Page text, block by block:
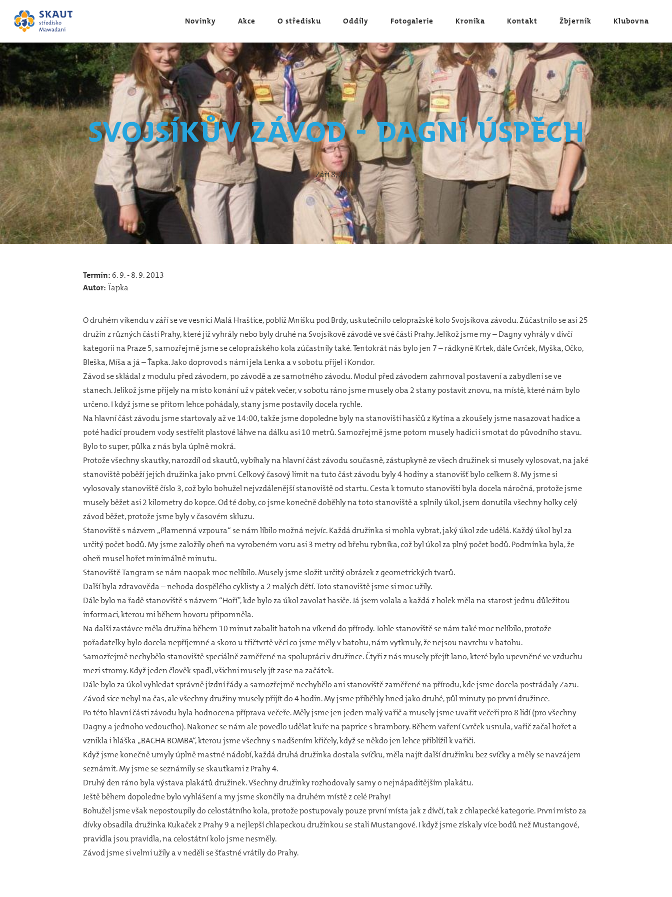
Novinky Akce O středisku Oddíly Fotogalerie Kronika Kontakt Žbjerník Klubovna
Svojsíkův závod - Dagní úspěch
Září 8, 2013
Termín:6. 9. - 8. 9. 2013
Autor:Ťapka
O druhém víkendu v září se ve vesnici Malá Hraštice, poblíž Mníšku pod Brdy, uskutečnilo celopražské kolo Svojsíkova závodu. Zúčastnilo se asi 25
družin z různých částí Prahy, které již vyhrály nebo byly druhé na Svojsíkově závodě ve své části Prahy. Jelikož jsme my – Dagny vyhrály v dívčí
kategorii na Praze 5, samozřejmě jsme se celopražského kola zúčastnily také. Tentokrát nás bylo jen 7 – rádkyně Krtek, dále Cvrček, Myška, Očko,
Bleška, Míša a já – Ťapka. Jako doprovod s námi jela Lenka a v sobotu přijel i Kondor.
Závod se skládal z modulu před závodem, po závodě a ze samotného závodu. Modul před závodem zahrnoval postavení a zabydlení se ve
stanech. Jelikož jsme přijely na místo konání už v pátek večer, v sobotu ráno jsme musely oba 2 stany postavit znovu, na místě, které nám bylo
určeno. I když jsme se přitom lehce pohádaly, stany jsme postavily docela rychle.
Na hlavní část závodu jsme startovaly až ve 14:00, takže jsme dopoledne byly na stanovišti hasičů z Kytína a zkoušely jsme nasazovat hadice a
poté hadicí proudem vody sestřelit plastové láhve na dálku asi 10 metrů. Samozřejmě jsme potom musely hadici i smotat do původního stavu.
Bylo to super, půlka z nás byla úplně mokrá.
Protože všechny skautky, narozdíl od skautů, vybíhaly na hlavní část závodu současně, zástupkyně ze všech družinek si musely vylosovat, na jaké
stanoviště poběží jejich družinka jako první. Celkový časový limit na tuto část závodu byly 4 hodiny a stanovišť bylo celkem 8. My jsme si
vylosovaly stanoviště číslo 3, což bylo bohužel nejvzdálenější stanoviště od startu. Cesta k tomuto stanovišti byla docela náročná, protože jsme
musely běžet asi 2 kilometry do kopce. Od té doby, co jsme konečně doběhly na toto stanoviště a splnily úkol, jsem donutila všechny holky celý
závod běžet, protože jsme byly v časovém skluzu.
Stanoviště s názvem „Plamenná vzpoura“ se nám líbilo možná nejvíc. Každá družinka si mohla vybrat, jaký úkol zde udělá. Každý úkol byl za
určitý počet bodů. My jsme založily oheň na vyrobeném voru asi 3 metry od břehu rybníka, což byl úkol za plný počet bodů. Podmínka byla, že
oheň musel hořet minimálně minutu.
Stanoviště Tangram se nám naopak moc nelíbilo. Musely jsme složit určitý obrázek z geometrických tvarů.
Další byla zdravověda – nehoda dospělého cyklisty a 2 malých dětí. Toto stanoviště jsme si moc užily.
Dále bylo na řadě stanoviště s názvem “Hoří”, kde bylo za úkol zavolat hasiče. Já jsem volala a každá z holek měla na starost jednu důležitou
informaci, kterou mi během hovoru připomněla.
Na další zastávce měla družina během 10 minut zabalit batoh na víkend do přírody. Tohle stanoviště se nám také moc nelíbilo, protože
pořadatelky bylo docela nepříjemné a skoro u třičtvrtě věcí co jsme měly v batohu, nám vytknuly, že nejsou navrchu v batohu.
Samozřejmě nechybělo stanoviště speciálně zaměřené na spolupráci v družince. Čtyři z nás musely přejít lano, které bylo upevněné ve vzduchu
mezi stromy. Když jeden člověk spadl, všichni musely jít zase na začátek.
Dále bylo za úkol vyhledat správně jízdní řády a samozřejmě nechybělo ani stanoviště zaměřené na přírodu, kde jsme docela postrádaly Zazu.
Závod sice nebyl na čas, ale všechny družiny musely přijít do 4 hodin. My jsme přiběhly hned jako druhé, půl minuty po první družince.
Po této hlavní části závodu byla hodnocena příprava večeře. Měly jsme jen jeden malý vařič a musely jsme uvařit večeři pro 8 lidí (pro všechny
Dagny a jednoho vedoucího). Nakonec se nám ale povedlo udělat kuře na paprice s brambory. Během vaření Cvrček usnula, vařič začal hořet a
vznikla i hláška „BACHA BOMBA“, kterou jsme všechny s nadšením křičely, když se někdo jen lehce přiblížil k vařiči.
Když jsme konečně umyly úplně mastné nádobí, každá druhá družinka dostala svíčku, měla najít další družinku bez svíčky a měly se navzájem
seznámit. My jsme se seznámily se skautkami z Prahy 4.
Druhý den ráno byla výstava plakátů družinek. Všechny družinky rozhodovaly samy o nejnápaditějším plakátu.
Ještě během dopoledne bylo vyhlášení a my jsme skončily na druhém místě z celé Prahy!
Bohužel jsme však nepostoupily do celostátního kola, protože postupovaly pouze první místa jak z dívčí, tak z chlapecké kategorie. První místo za
dívky obsadila družinka Kukaček z Prahy 9 a nejlepší chlapeckou družinkou se stali Mustangové. I když jsme získaly více bodů než Mustangové,
pravidla jsou pravidla, na celostátní kolo jsme nesměly.
Závod jsme si velmi užily a v neděli se šťastné vrátily do Prahy.